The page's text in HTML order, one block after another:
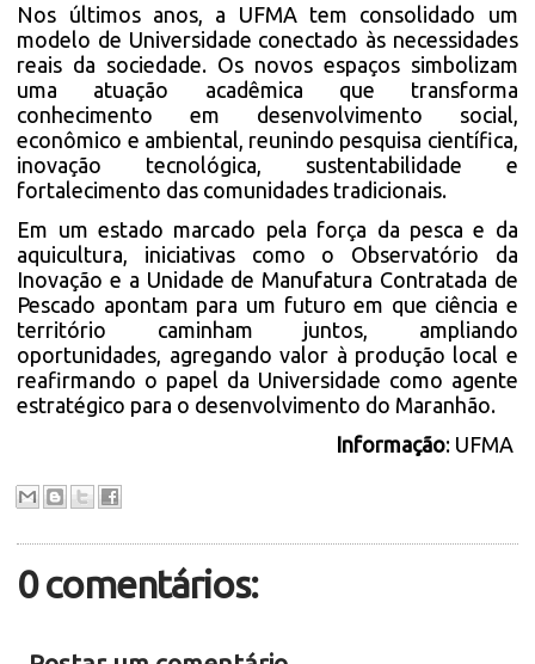
Nos últimos anos, a UFMA tem consolidado um
modelo de Universidade conectado às necessidades
reais da sociedade. Os novos espaços simbolizam
uma atuação acadêmica que transforma
conhecimento em desenvolvimento social,
econômico e ambiental, reunindo pesquisa científica,
inovação tecnológica, sustentabilidade e
fortalecimento das comunidades tradicionais.
Em um estado marcado pela força da pesca e da
aquicultura, iniciativas como o Observatório da
Inovação e a Unidade de Manufatura Contratada de
Pescado apontam para um futuro em que ciência e
território caminham juntos, ampliando
oportunidades, agregando valor à produção local e
reafirmando o papel da Universidade como agente
estratégico para o desenvolvimento do Maranhão.
Informação: UFMA
0 comentários: